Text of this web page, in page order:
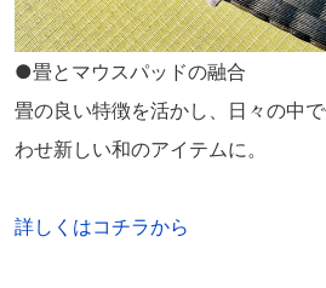
●畳とマウスパッドの融合
畳の良い特徴を活かし、日々の中
わせ新しい和のアイテムに。
詳しくはコチラから